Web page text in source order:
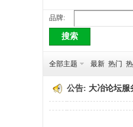
品牌:
搜索
全部主题 最新 热门
公告: 大冶论坛服